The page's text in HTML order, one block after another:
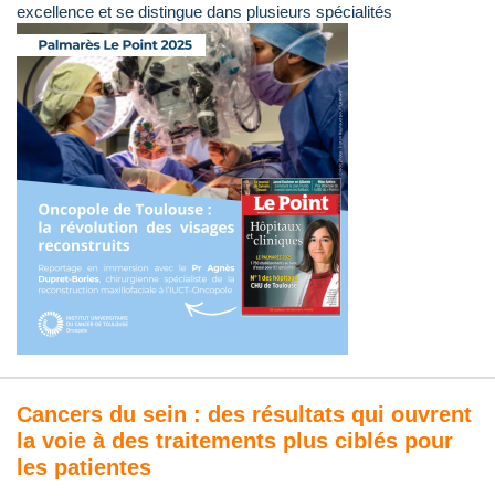
excellence et se distingue dans plusieurs spécialités
Cancers du sein : des résultats qui ouvrent
la voie à des traitements plus ciblés pour
les patientes